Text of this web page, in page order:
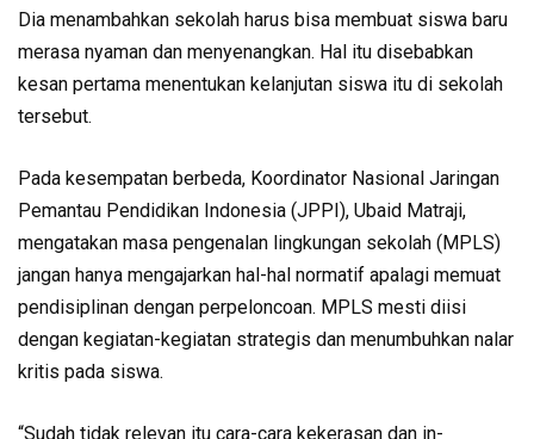
Dia menambahkan seko­lah harus bisa membuat siswa baru
merasa nyaman dan me­nyenangkan. Hal itu disebab­kan
kesan pertama menen­tukan kelanjutan siswa itu di sekolah
tersebut.
Pada kesempatan berbeda, Koordinator Nasional Jaring­an
Pemantau Pendidikan In­donesia (JPPI), Ubaid Matraji,
mengatakan masa pengenalan lingkungan sekolah (MPLS)
ja­ngan hanya mengajarkan hal-hal normatif apalagi memuat
pendisiplinan dengan per­peloncoan. MPLS mesti diisi
dengan kegiatan-kegiatan stra­tegis dan menumbuhkan nalar
kritis pada siswa.
“Sudah tidak relevan itu cara-cara kekerasan dan in­